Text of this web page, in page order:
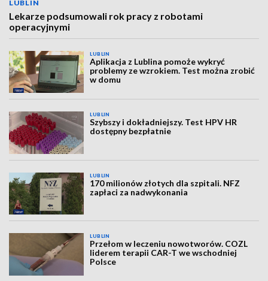
LUBLIN
Lekarze podsumowali rok pracy z robotami
operacyjnymi
LUBLIN
Aplikacja z Lublina pomoże wykryć
problemy ze wzrokiem. Test można zrobić
w domu
LUBLIN
Szybszy i dokładniejszy. Test HPV HR
dostępny bezpłatnie
LUBLIN
170 milionów złotych dla szpitali. NFZ
zapłaci za nadwykonania
LUBLIN
Przełom w leczeniu nowotworów. COZL
liderem terapii CAR-T we wschodniej
Polsce